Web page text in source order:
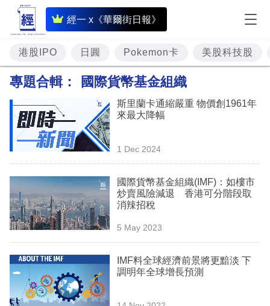
經一 x《華爾街日報》
即
時
財
經
投
資
樓
市
理
商
業
港股IPO 日圓 Pokemon卡 美股科技股
專題合輯： 國際貨幣基金組織
斯里蘭卡通縮嚴重 物價創1961年
來最大降幅
1 Dec 2024
國際貨幣基金組織(IMF)：如樓市
炒賣風險減退 香港可分階段取
消辣招稅
5 May 2023
IMF料全球經濟前景將更黯淡 下
調明年全球增長預測